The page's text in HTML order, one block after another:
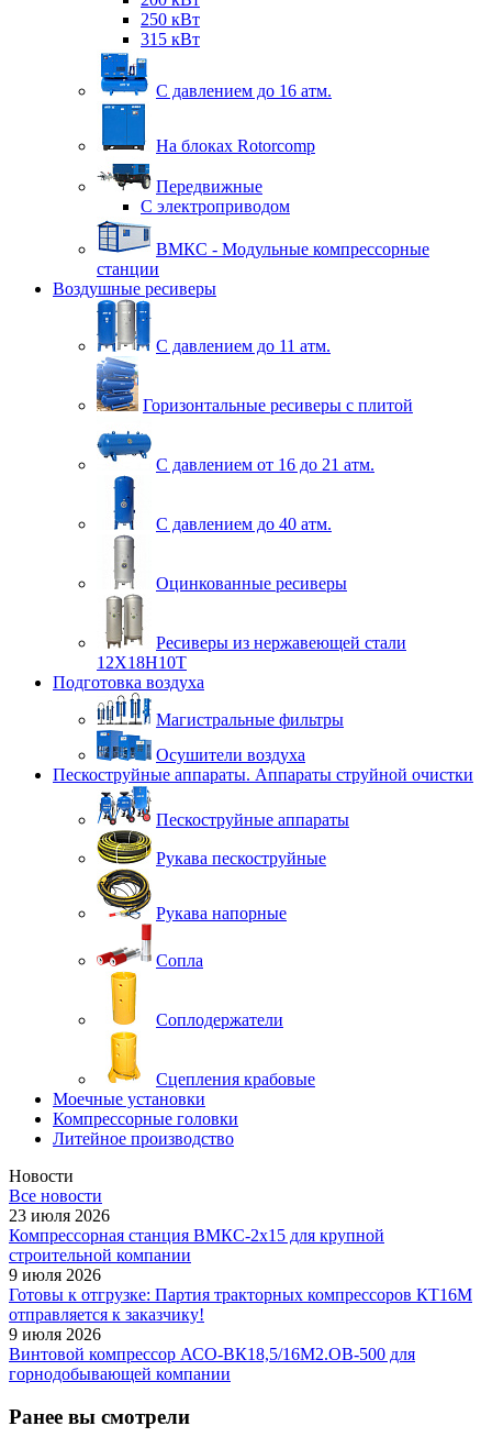
250 кВт
315 кВт
С давлением до 16 атм.
На блоках Rotorcomp
Передвижные
С электроприводом
ВМКС - Модульные компрессорные
станции
Воздушные ресиверы
С давлением до 11 атм.
Горизонтальные ресиверы с плитой
С давлением от 16 до 21 атм.
С давлением до 40 атм.
Оцинкованные ресиверы
Ресиверы из нержавеющей стали
12Х18Н10Т
Подготовка воздуха
Магистральные фильтры
Осушители воздуха
Пескоструйные аппараты. Аппараты струйной очистки
Пескоструйные аппараты
Рукава пескоструйные
Рукава напорные
Сопла
Соплодержатели
Сцепления крабовые
Моечные установки
Компрессорные головки
Литейное производство
Новости
Все новости
23 июля 2026
Компрессорная станция ВМКС-2х15 для крупной
строительной компании
9 июля 2026
Готовы к отгрузке: Партия тракторных компрессоров КТ16М
отправляется к заказчику!
9 июля 2026
Винтовой компрессор АСО-ВК18,5/16М2.ОВ-500 для
горнодобывающей компании
Ранее вы смотрели